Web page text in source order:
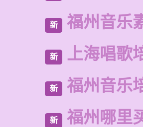
新 福州音乐
新 上海唱歌
新 福州音乐
新 福州哪里